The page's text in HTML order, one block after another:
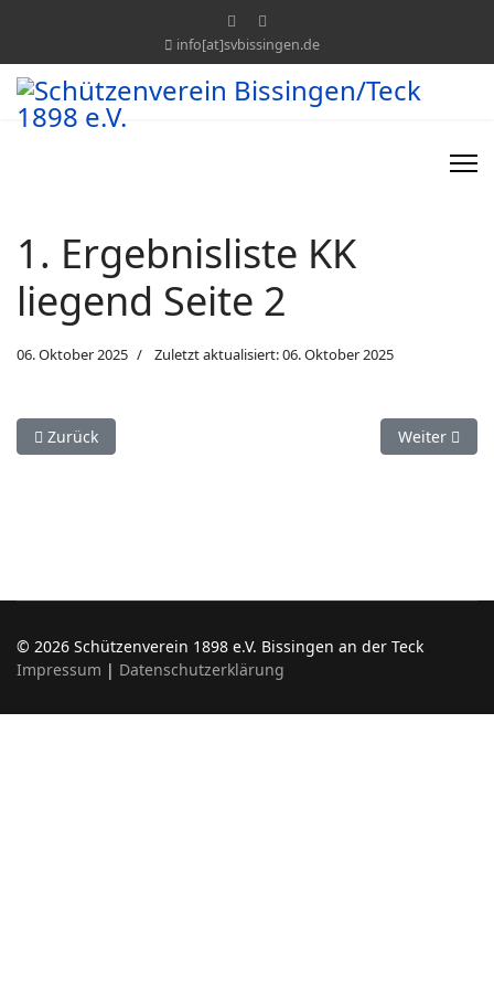
info[at]svbissingen.de
1. Ergebnisliste KK
liegend Seite 2
06. Oktober 2025 Zuletzt aktualisiert: 06. Oktober 2025
Vorheriger Beitrag: LG 1 2. Wettkampf
Zurück Nächster
Weiter
© 2026 Schützenverein 1898 e.V. Bissingen an der Teck
Impressum | Datenschutzerklärung